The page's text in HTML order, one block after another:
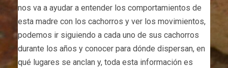
nos va a ayudar a entender los comportamientos de
esta madre con los cachorros y ver los movimientos,
podemos ir siguiendo a cada uno de sus cachorros
durante los años y conocer para dónde dispersan, en
qué lugares se anclan y, toda esta información es